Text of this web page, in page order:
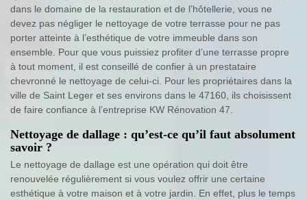
dans le domaine de la restauration et de l’hôtellerie, vous ne
devez pas négliger le nettoyage de votre terrasse pour ne pas
porter atteinte à l’esthétique de votre immeuble dans son
ensemble. Pour que vous puissiez profiter d’une terrasse propre
à tout moment, il est conseillé de confier à un prestataire
chevronné le nettoyage de celui-ci. Pour les propriétaires dans la
ville de Saint Leger et ses environs dans le 47160, ils choisissent
de faire confiance à l’entreprise KW Rénovation 47.
Nettoyage de dallage : qu’est-ce qu’il faut absolument
savoir ?
Le nettoyage de dallage est une opération qui doit être
renouvelée régulièrement si vous voulez offrir une certaine
esthétique à votre maison et à votre jardin. En effet, plus le temps